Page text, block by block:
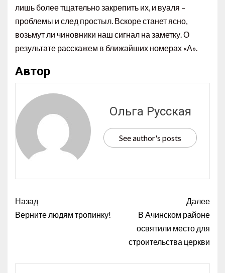
лишь более тщательно закрепить их, и вуаля –
проблемы и след простыл. Вскоре станет ясно,
возьмут ли чиновники наш сигнал на заметку. О
результате расскажем в ближайших номерах «А».
Автор
Ольга Русская
See author's posts
Назад
Верните людям тропинку!
Далее
В Ачинском районе
освятили место для
строительства церкви